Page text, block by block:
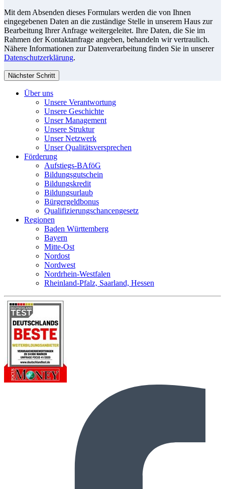
Mit dem Absenden dieses Formulars werden die von Ihnen
eingegebenen Daten an die zuständige Stelle in unserem Haus zur
Bearbeitung Ihrer Anfrage weitergeleitet. Ihre Daten, die Sie im
Rahmen der Kontaktanfrage angeben, behandeln wir vertraulich.
Nähere Informationen zur Datenverarbeitung finden Sie in unserer
Datenschutzerklärung.
Nächster Schritt
Über uns
Unsere Verantwortung
Unsere Geschichte
Unser Management
Unsere Struktur
Unser Netzwerk
Unser Qualitätsversprechen
Förderung
Aufstiegs-BAföG
Bildungsgutschein
Bildungskredit
Bildungsurlaub
Bürgergeldbonus
Qualifizierungschancengesetz
Regionen
Baden Württemberg
Bayern
Mitte-Ost
Nordost
Nordwest
Nordrhein-Westfalen
Rheinland-Pfalz, Saarland, Hessen